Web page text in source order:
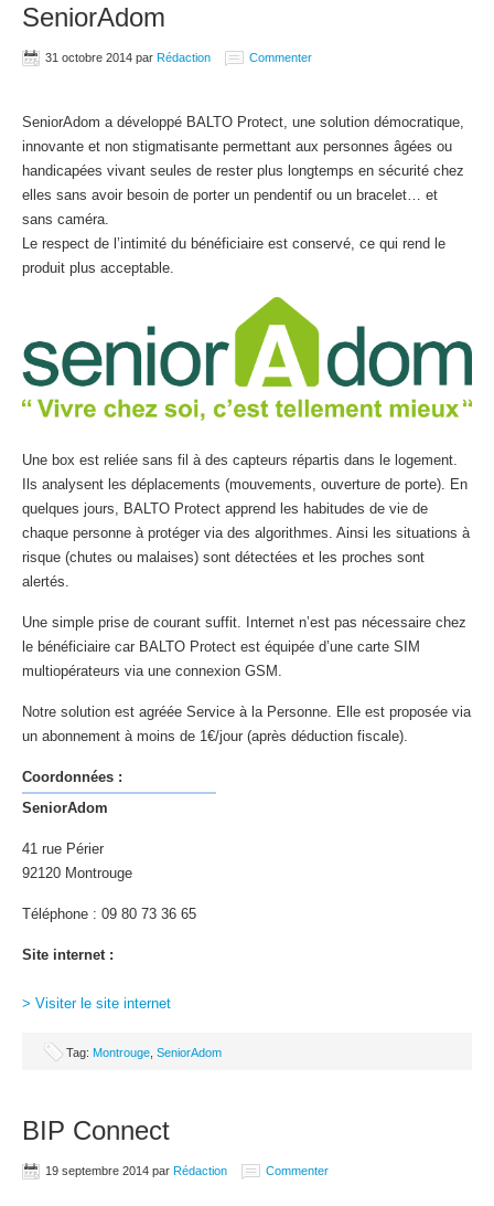
SeniorAdom
31 octobre 2014 par Rédaction Commenter
SeniorAdom a développé BALTO Protect, une solution démocratique,
innovante et non stigmatisante permettant aux personnes âgées ou
handicapées vivant seules de rester plus longtemps en sécurité chez
elles sans avoir besoin de porter un pendentif ou un bracelet… et
sans caméra.
Le respect de l’intimité du bénéficiaire est conservé, ce qui rend le
produit plus acceptable.
Une box est reliée sans fil à des capteurs répartis dans le logement.
Ils analysent les déplacements (mouvements, ouverture de porte). En
quelques jours, BALTO Protect apprend les habitudes de vie de
chaque personne à protéger via des algorithmes. Ainsi les situations à
risque (chutes ou malaises) sont détectées et les proches sont
alertés.
Une simple prise de courant suffit. Internet n’est pas nécessaire chez
le bénéficiaire car BALTO Protect est équipée d’une carte SIM
multiopérateurs via une connexion GSM.
Notre solution est agréée Service à la Personne. Elle est proposée via
un abonnement à moins de 1€/jour (après déduction fiscale).
Coordonnées :
SeniorAdom
41 rue Périer
92120 Montrouge
Téléphone : 09 80 73 36 65
Site internet :
> Visiter le site internet
Tag: Montrouge SeniorAdom
BIP Connect
19 septembre 2014 par Rédaction Commenter